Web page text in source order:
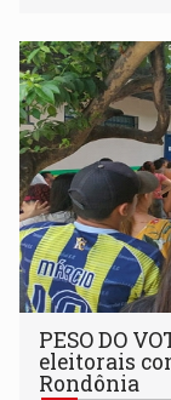
PESO DO
eleitorais
Rondônia